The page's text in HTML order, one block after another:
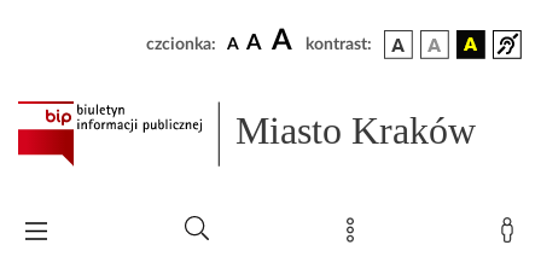
czcionka: A A A kontrast:
Miasto Kraków